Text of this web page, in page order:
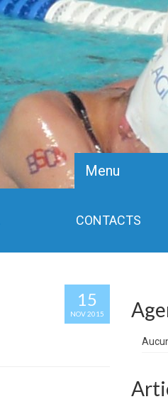
Menu
CONTACTS
15
NOV 2015